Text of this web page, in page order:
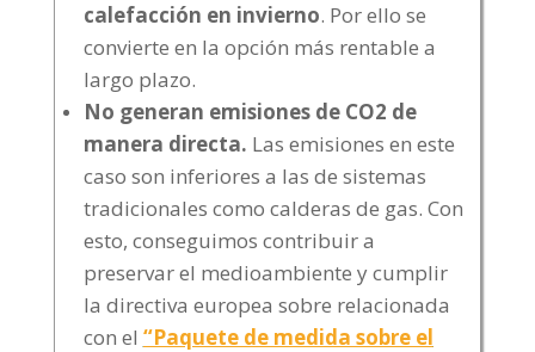
calefacción en invierno. Por ello se
convierte en la opción más rentable a
largo plazo.
No generan emisiones de CO2 de
manera directa. Las emisiones en este
caso son inferiores a las de sistemas
tradicionales como calderas de gas. Con
esto, conseguimos contribuir a
preservar el medioambiente y cumplir
la directiva europea sobre relacionada
con el “Paquete de medida sobre el